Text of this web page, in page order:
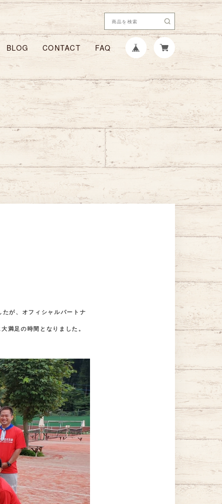
BLOG CONTACT FAQ
が、オフィシャルパートナ
満足の時間となりました。